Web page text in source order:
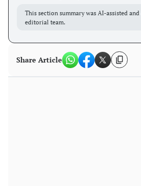
This section summary was AI-assisted
editorial team.
Share Article